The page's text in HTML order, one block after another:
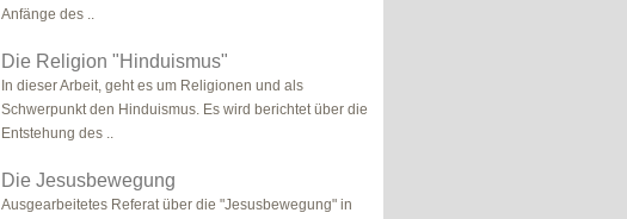
Anfänge des ..
Die Religion "Hinduismus"
In dieser Arbeit, geht es um Religionen und als
Schwerpunkt den Hinduismus. Es wird berichtet über die
Entstehung des ..
Die Jesusbewegung
Ausgearbeitetes Referat über die "Jesusbewegung" in